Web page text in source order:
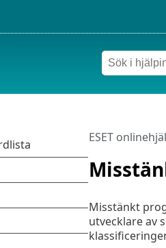
ESET
Misstänkt
utvecklare av